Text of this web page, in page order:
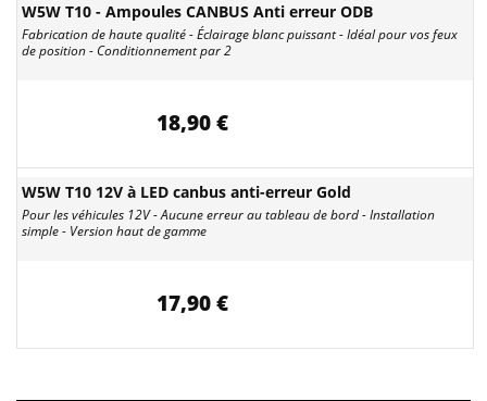
W5W T10 - Ampoules CANBUS Anti erreur ODB
Fabrication de haute qualité - Éclairage blanc puissant - Idéal pour vos feux
de position - Conditionnement par 2
18,90 €
W5W T10 12V à LED canbus anti-erreur Gold
Pour les véhicules 12V - Aucune erreur au tableau de bord - Installation
simple - Version haut de gamme
17,90 €